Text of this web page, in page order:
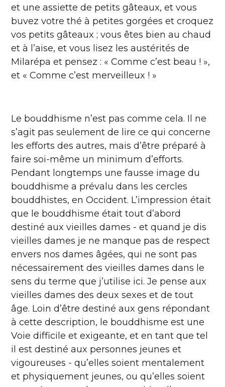
et une assiette de petits gâteaux, et vous
buvez votre thé à petites gorgées et croquez
vos petits gâteaux ; vous êtes bien au chaud
et à l’aise, et vous lisez les austérités de
Milarépa et pensez : « Comme c’est beau ! »,
et « Comme c’est merveilleux ! »
Le bouddhisme n’est pas comme cela. Il ne
s’agit pas seulement de lire ce qui concerne
les efforts des autres, mais d’être préparé à
faire soi-même un minimum d’efforts.
Pendant longtemps une fausse image du
bouddhisme a prévalu dans les cercles
bouddhistes, en Occident. L’impression était
que le bouddhisme était tout d’abord
destiné aux vieilles dames - et quand je dis
vieilles dames je ne manque pas de respect
envers nos dames âgées, qui ne sont pas
nécessairement des vieilles dames dans le
sens du terme que j’utilise ici. Je pense aux
vieilles dames des deux sexes et de tout
âge. Loin d’être destiné aux gens répondant
à cette description, le bouddhisme est une
Voie difficile et exigeante, et en tant que tel
il est destiné aux personnes jeunes et
vigoureuses - qu’elles soient mentalement
et physiquement jeunes, ou qu’elles soient